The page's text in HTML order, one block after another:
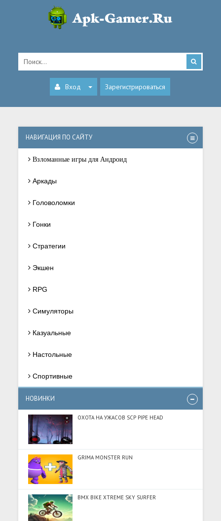
Вход Зарегистрироваться
НАВИГАЦИЯ ПО САЙТУ
Взломанные игры для Андроид
Аркады
Головоломки
Гонки
Стратегии
Экшен
RPG
Симуляторы
Казуальные
Настольные
Спортивные
НОВИНКИ
ОХОТА НА УЖАСОВ SCP PIPE HEAD
GRIMA MONSTER RUN
BMX BIKE XTREME SKY SURFER